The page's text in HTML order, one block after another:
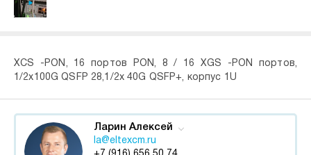
XCS -PON, 16 портов PON, 8 / 16 XGS -PON портов,
1/2x100G QSFP 28,1/2x 40G QSFP+, корпус 1U
Ларин Алексей
la@eltexcm.ru